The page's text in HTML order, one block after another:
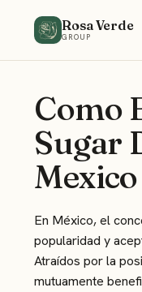
Rosa Verde
GROUP
Como
Sugar
Mexico
En México, el
popularidad y
Atraídos por la
mutuamente